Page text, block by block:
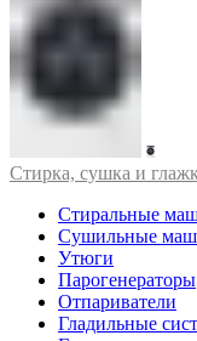
Стирка, сушка и
Стиральные
Сушильные
Утюги
Парогенераторы
Отпариватели
Гладильные